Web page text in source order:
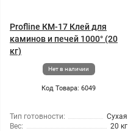
Profline КМ-17 Клей для
каминов и печей 1000° (20
кг)
Нет в наличии
Код Товара: 6049
Тип готовности:
Сухая
Вес:
20 кг